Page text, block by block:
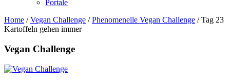
Portale
Home /Vegan Challenge /Phenomenelle Vegan Challenge /Tag 23
Kartoffeln gehen immer
Vegan Challenge